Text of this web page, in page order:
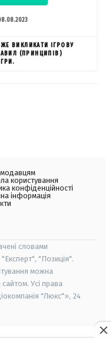
ВИКЛИКАТИ ІГРОВУ
(ПРИНЦИПІВ)
користування
конфіденційності
інформація
словами
"Позиція".
можна
Усі права
"Люкс"», 24